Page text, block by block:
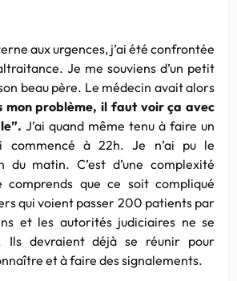
aux urgences, j’ai été confrontée
Je me souviens d’un petit
beau père. Le médecin avait alors
mon problème, il faut voir ça avec
J’ai quand même tenu à faire un
commencé à 22h. Je n’ai pu le
du matin. C’est d’une complexité
comprends que ce soit compliqué
qui voient passer 200 patients par
et les autorités judiciaires ne se
Ils devraient déjà se réunir pour
et à faire des signalements.